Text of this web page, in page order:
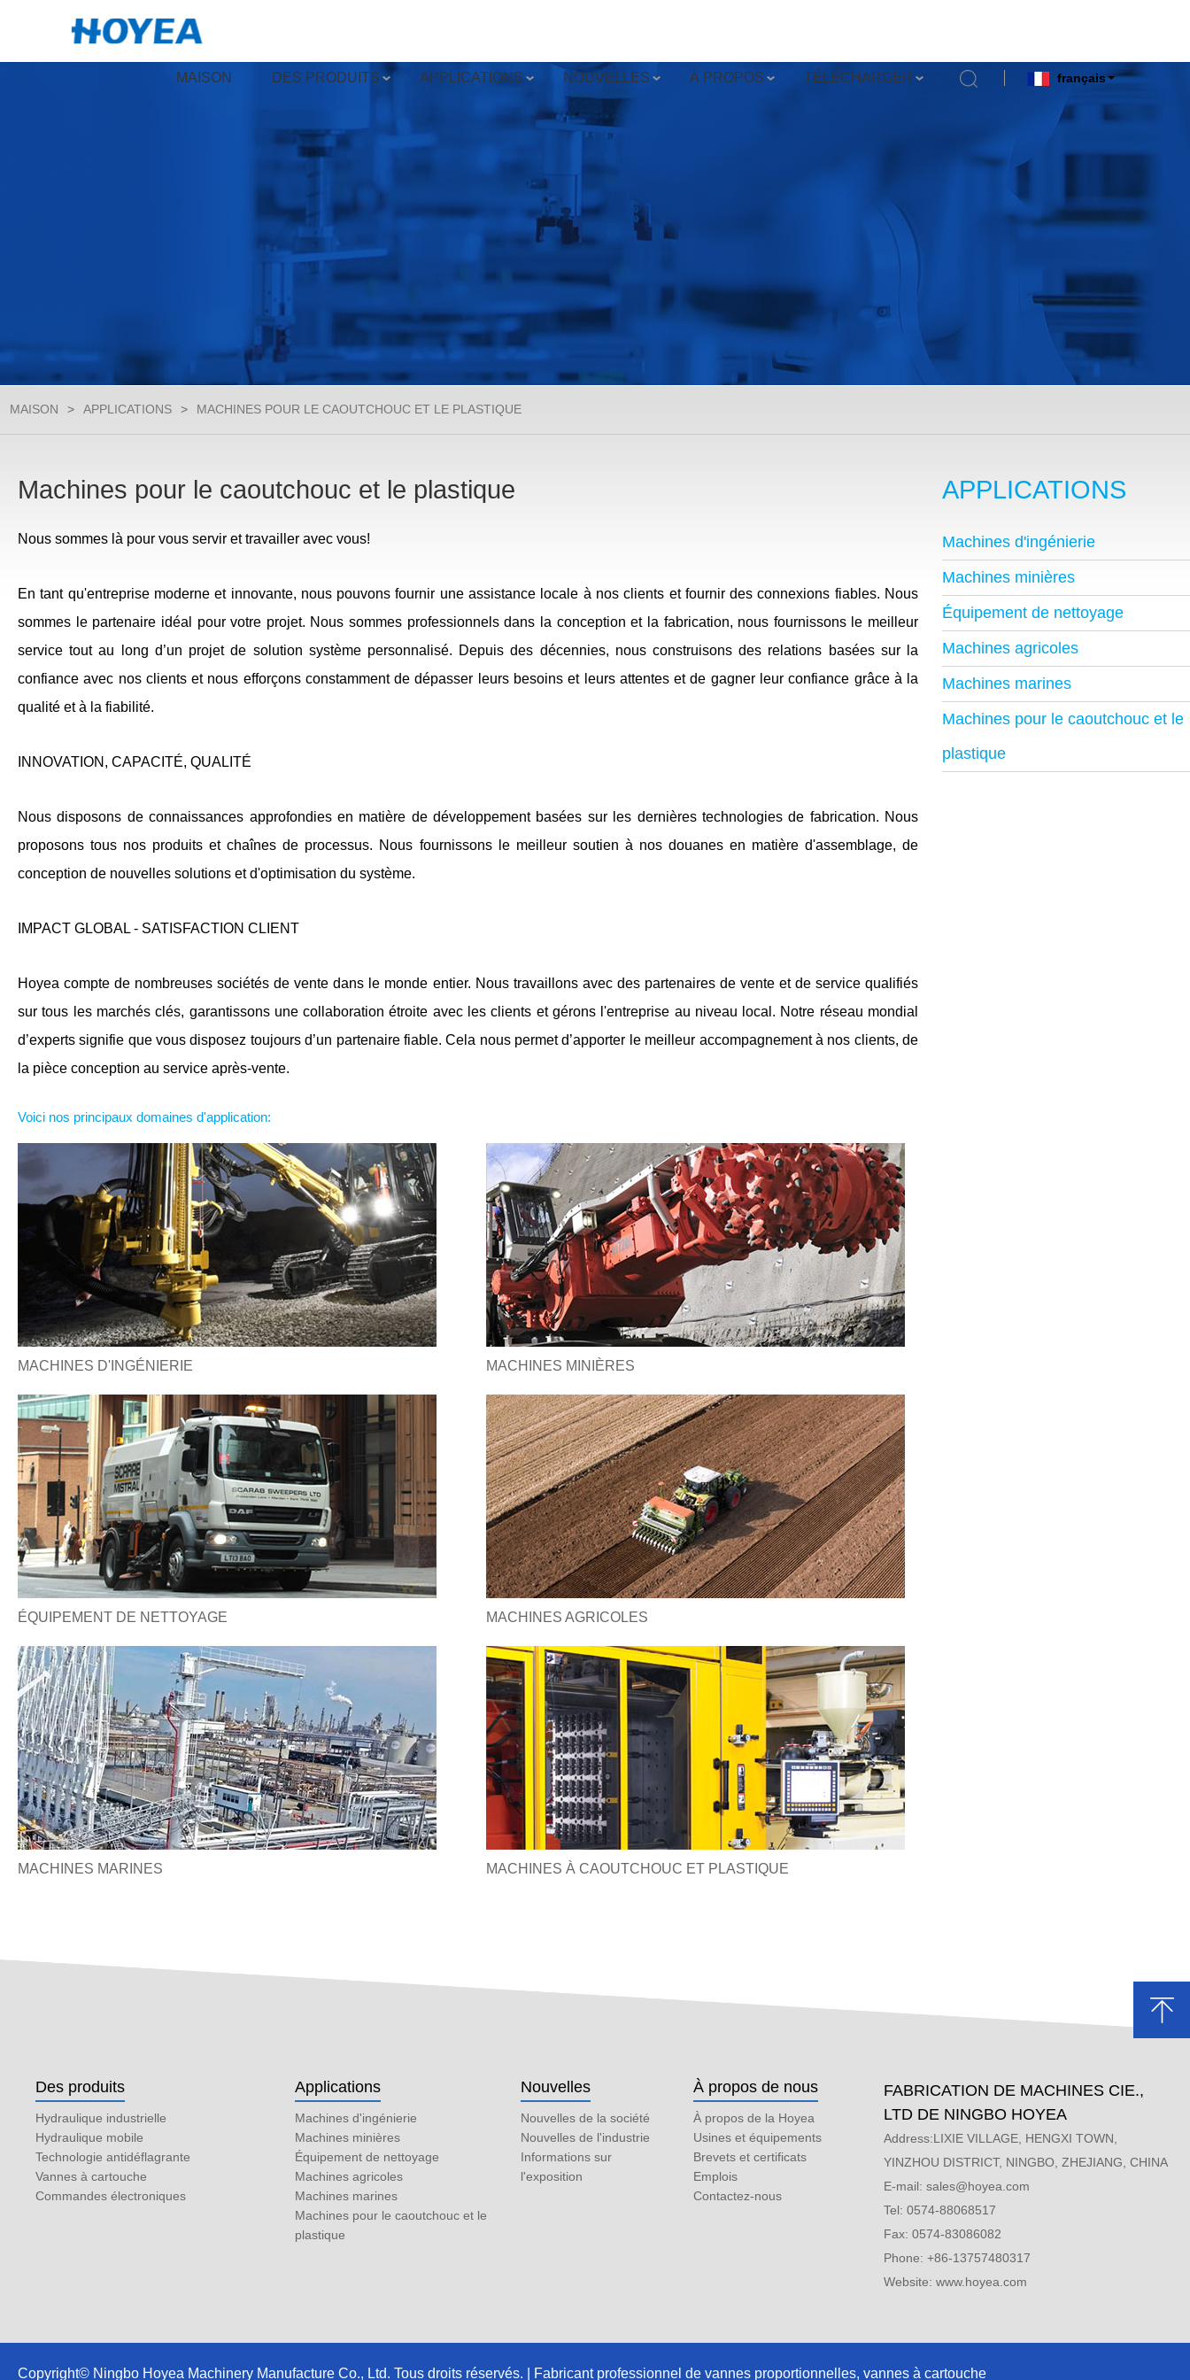
MAISON DES PRODUITS APPLICATIONS NOUVELLES À PROPOS TÉLÉCHARGER français
MAISON > APPLICATIONS > MACHINES POUR LE CAOUTCHOUC ET LE PLASTIQUE
APPLICATIONS
Machines d'ingénierie
Machines minières
Équipement de nettoyage
Machines agricoles
Machines marines
Machines pour le caoutchouc et le
plastique
Machines pour le caoutchouc et le plastique
Nous sommes là pour vous servir et travailler avec vous!
En tant qu'entreprise moderne et innovante, nous pouvons fournir une assistance locale à nos clients et fournir des connexions fiables. Nous
sommes le partenaire idéal pour votre projet. Nous sommes professionnels dans la conception et la fabrication, nous fournissons le meilleur
service tout au long d’un projet de solution système personnalisé. Depuis des décennies, nous construisons des relations basées sur la
confiance avec nos clients et nous efforçons constamment de dépasser leurs besoins et leurs attentes et de gagner leur confiance grâce à la
qualité et à la fiabilité.
INNOVATION, CAPACITÉ, QUALITÉ
Nous disposons de connaissances approfondies en matière de développement basées sur les dernières technologies de fabrication. Nous
proposons tous nos produits et chaînes de processus. Nous fournissons le meilleur soutien à nos douanes en matière d'assemblage, de
conception de nouvelles solutions et d'optimisation du système.
IMPACT GLOBAL - SATISFACTION CLIENT
Hoyea compte de nombreuses sociétés de vente dans le monde entier. Nous travaillons avec des partenaires de vente et de service qualifiés
sur tous les marchés clés, garantissons une collaboration étroite avec les clients et gérons l'entreprise au niveau local. Notre réseau mondial
d’experts signifie que vous disposez toujours d’un partenaire fiable. Cela nous permet d’apporter le meilleur accompagnement à nos clients, de
la pièce conception au service après-vente.
Voici nos principaux domaines d'application:
MACHINES D'INGÉNIERIE MACHINES MINIÈRES
ÉQUIPEMENT DE NETTOYAGE MACHINES AGRICOLES
MACHINES MARINES MACHINES À CAOUTCHOUC ET PLASTIQUE
Des produits
Hydraulique industrielle
Hydraulique mobile
Technologie antidéflagrante
Vannes à cartouche
Commandes électroniques
Applications
Machines d'ingénierie
Machines minières
Équipement de nettoyage
Machines agricoles
Machines marines
Machines pour le caoutchouc et le
plastique
Nouvelles
Nouvelles de la société
Nouvelles de l'industrie
Informations sur
l'exposition
À propos de nous
À propos de la Hoyea
Usines et équipements
Brevets et certificats
Emplois
Contactez-nous
FABRICATION DE MACHINES CIE.,
LTD DE NINGBO HOYEA
Address:LIXIE VILLAGE, HENGXI TOWN,
YINZHOU DISTRICT, NINGBO, ZHEJIANG, CHINA
E-mail: sales@hoyea.com
Tel: 0574-88068517
Fax: 0574-83086082
Phone: +86-13757480317
Website: www.hoyea.com
Copyright© Ningbo Hoyea Machinery Manufacture Co., Ltd. Tous droits réservés. | Fabricant professionnel de vannes proportionnelles, vannes à cartouche